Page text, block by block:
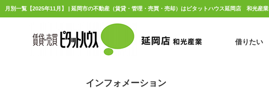
月別一覧【2025年11月】 | 延岡市の不動産（賃貸・管理・売買・売却）はピタットハウス延岡店 和光産業
借りたい
インフォメーション